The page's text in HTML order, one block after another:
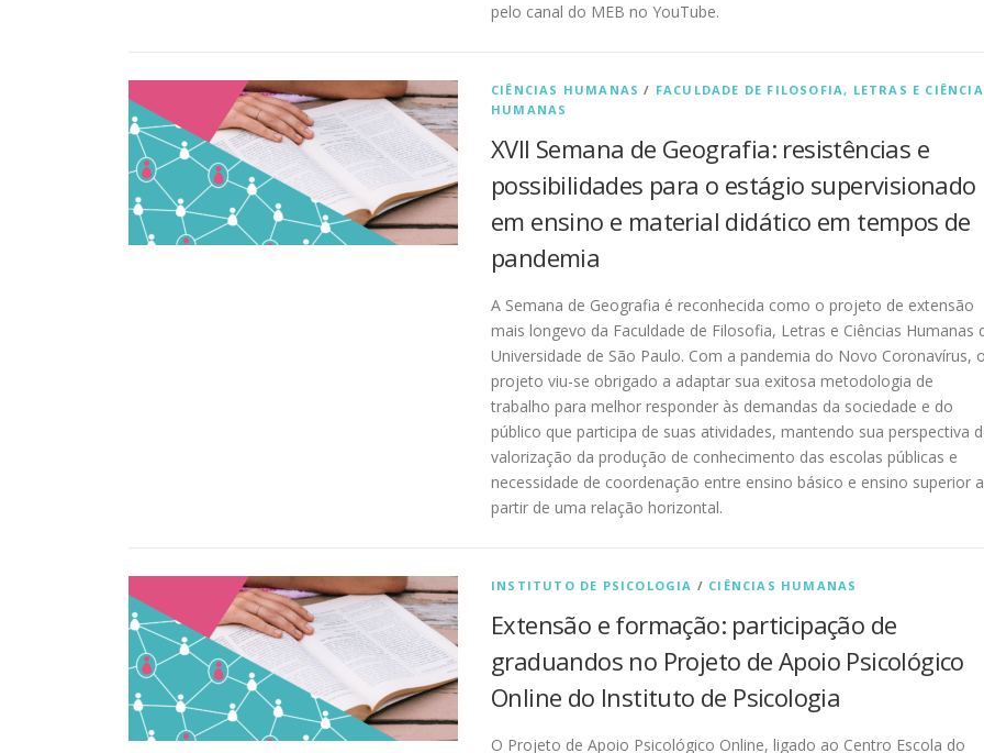
pelo canal do MEB no YouTube.
CIÊNCIAS HUMANAS / FACULDADE DE FILOSOFIA, LETRAS E
HUMANAS
XVII Semana de Geografia: resistências e
possibilidades para o estágio supervisionado
em ensino e material didático em tempos de
pandemia
A Semana de Geografia é reconhecida como o projeto de extensão
mais longevo da Faculdade de Filosofia, Letras e Ciências Humanas
Universidade de São Paulo. Com a pandemia do Novo Coronavírus,
projeto viu-se obrigado a adaptar sua exitosa metodologia de
trabalho para melhor responder às demandas da sociedade e do
público que participa de suas atividades, mantendo sua perspectiva
valorização da produção de conhecimento das escolas públicas e
necessidade de coordenação entre ensino básico e ensino superior a
partir de uma relação horizontal.
INSTITUTO DE PSICOLOGIA / CIÊNCIAS HUMANAS
Extensão e formação: participação de
graduandos no Projeto de Apoio Psicológico
Online do Instituto de Psicologia
O Projeto de Apoio Psicológico Online, ligado ao Centro Escola do